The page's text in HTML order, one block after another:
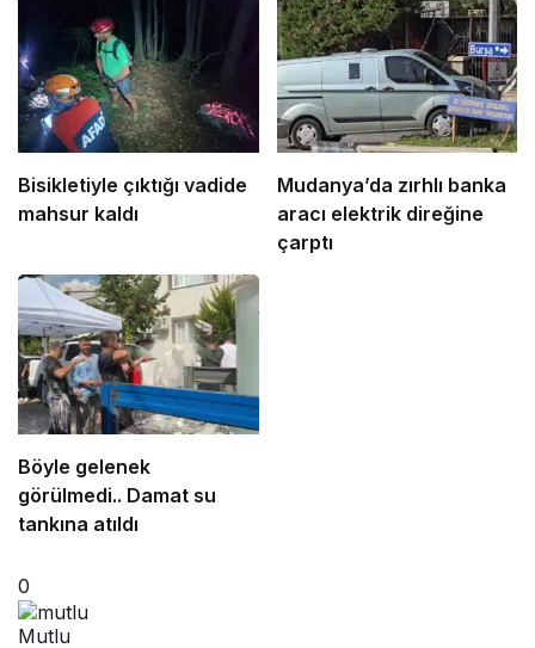
Bisikletiyle çıktığı vadide
mahsur kaldı
Mudanya’da zırhlı banka
aracı elektrik direğine
çarptı
Böyle gelenek
görülmedi.. Damat su
tankına atıldı
0
Mutlu